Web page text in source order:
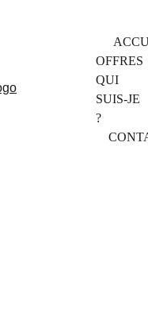
OFFRES
QUI
SUIS-JE
?